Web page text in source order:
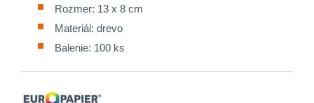
Rozmer: 13 x 8 cm
Materiál: drevo
Balenie: 100 ks